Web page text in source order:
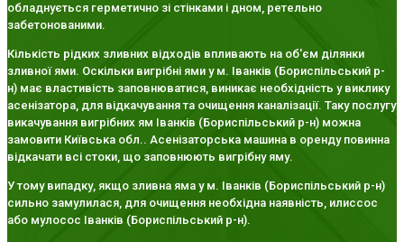
обладнується герметично зі стінками і дном, ретельно
забетонованими.
Кількість рідких зливних відходів впливають на об'єм ділянки
зливної ями. Оскільки вигрібні ями у м. Іванків (Бориспільський р-
н) має властивість заповнюватися, виникає необхідність у виклику
асенізатора, для відкачування та очищення каналізації. Таку послугу
викачування вигрібних ям Іванків (Бориспільський р-н) можна
замовити Київська обл.. Асенізаторська машина в оренду повинна
відкачати всі стоки, що заповнюють вигрібну яму.
У тому випадку, якщо зливна яма у м. Іванків (Бориспільський р-н)
сильно замулилася, для очищення необхідна наявність, илиссос
або мулосос Іванків (Бориспільський р-н).